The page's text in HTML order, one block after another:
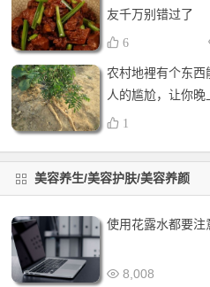
友千万别错过了
6
农村地裡有个东西
人的尴尬，让你晚
牛床受不了
1
美容养生/美容护肤/美容养颜
使用花露水都要注
8,008